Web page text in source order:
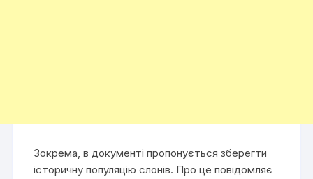
Зокрема, в документі пропонується зберегти
історичну популяцію слонів. Про це повідомляє